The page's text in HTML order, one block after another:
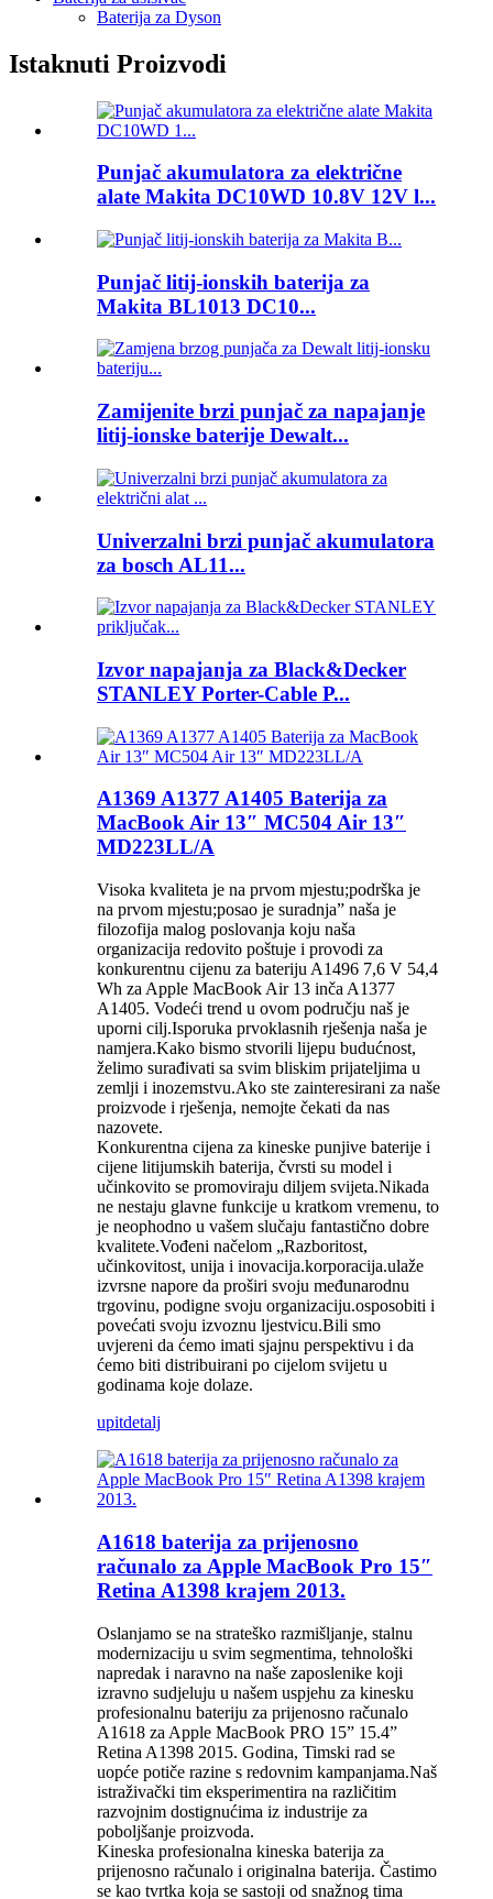
Baterija za Dyson
Istaknuti Proizvodi
Punjač akumulatora za električne
alate Makita DC10WD 10.8V 12V l...
Punjač litij-ionskih baterija za
Makita BL1013 DC10...
Zamijenite brzi punjač za napajanje
litij-ionske baterije Dewalt...
Univerzalni brzi punjač akumulatora
za bosch AL11...
Izvor napajanja za Black&Decker
STANLEY Porter-Cable P...
A1369 A1377 A1405 Baterija za
MacBook Air 13″ MC504 Air 13″
MD223LL/A
Visoka kvaliteta je na prvom mjestu;podrška je
na prvom mjestu;posao je suradnja” naša je
filozofija malog poslovanja koju naša
organizacija redovito poštuje i provodi za
konkurentnu cijenu za bateriju A1496 7,6 V 54,4
Wh za Apple MacBook Air 13 inča A1377
A1405. Vodeći trend u ovom području naš je
uporni cilj.Isporuka prvoklasnih rješenja naša je
namjera.Kako bismo stvorili lijepu budućnost,
želimo surađivati ​​sa svim bliskim prijateljima u
zemlji i inozemstvu.Ako ste zainteresirani za naše
proizvode i rješenja, nemojte čekati da nas
nazovete.
Konkurentna cijena za kineske punjive baterije i
cijene litijumskih baterija, čvrsti su model i
učinkovito se promoviraju diljem svijeta.Nikada
ne nestaju glavne funkcije u kratkom vremenu, to
je neophodno u vašem slučaju fantastično dobre
kvalitete.Vođeni načelom „Razboritost,
učinkovitost, unija i inovacija.korporacija.ulaže
izvrsne napore da proširi svoju međunarodnu
trgovinu, podigne svoju organizaciju.osposobiti i
povećati svoju izvoznu ljestvicu.Bili smo
uvjereni da ćemo imati sjajnu perspektivu i da
ćemo biti distribuirani po cijelom svijetu u
godinama koje dolaze.
upitdetalj
A1618 baterija za prijenosno
računalo za Apple MacBook Pro 15″
Retina A1398 krajem 2013.
Oslanjamo se na strateško razmišljanje, stalnu
modernizaciju u svim segmentima, tehnološki
napredak i naravno na naše zaposlenike koji
izravno sudjeluju u našem uspjehu za kinesku
profesionalnu bateriju za prijenosno računalo
A1618 za Apple MacBook PRO 15” 15.4”
Retina A1398 2015. Godina, Timski rad se
uopće potiče razine s redovnim kampanjama.Naš
istraživački tim eksperimentira na različitim
razvojnim dostignućima iz industrije za
poboljšanje proizvoda.
Kineska profesionalna kineska baterija za
prijenosno računalo i originalna baterija. Častimo
se kao tvrtka koja se sastoji od snažnog tima